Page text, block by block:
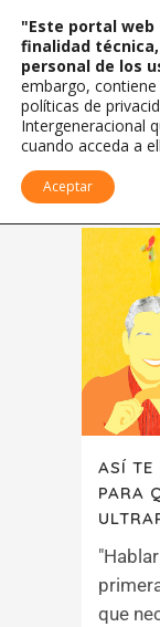
ASÍ TE
PARA
que
"Este portal
finalidad
personal de los
embargo,
políticas de
Intergeneracional
cuando acceda a
Aceptar